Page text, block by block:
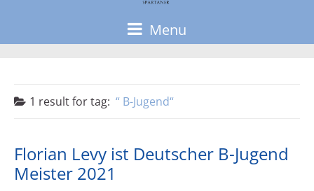
Menu
1 result fortag: B-Jugend
Florian Levy ist Deutscher B-Jugend
Meister 2021